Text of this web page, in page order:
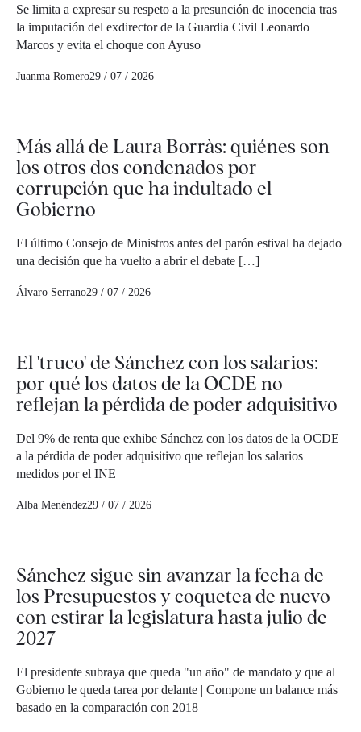
Se limita a expresar su respeto a la presunción de inocencia tras
la imputación del exdirector de la Guardia Civil Leonardo
Marcos y evita el choque con Ayuso
Juanma Romero29 / 07 / 2026
Más allá de Laura Borràs: quiénes son
los otros dos condenados por
corrupción que ha indultado el
Gobierno
El último Consejo de Ministros antes del parón estival ha dejado
una decisión que ha vuelto a abrir el debate […]
Álvaro Serrano29 / 07 / 2026
El 'truco' de Sánchez con los salarios:
por qué los datos de la OCDE no
reflejan la pérdida de poder adquisitivo
Del 9% de renta que exhibe Sánchez con los datos de la OCDE
a la pérdida de poder adquisitivo que reflejan los salarios
medidos por el INE
Alba Menéndez29 / 07 / 2026
Sánchez sigue sin avanzar la fecha de
los Presupuestos y coquetea de nuevo
con estirar la legislatura hasta julio de
2027
El presidente subraya que queda "un año" de mandato y que al
Gobierno le queda tarea por delante | Compone un balance más
basado en la comparación con 2018